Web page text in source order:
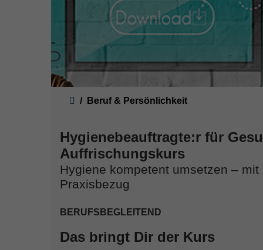
Beruf & Persönlichkeit
Hygienebeauftragte:r für
Auffrischungskurs
Hygiene kompetent umsetzen –
Praxisbezug
BERUFSBEGLEITEND
Das bringt Dir der Kurs